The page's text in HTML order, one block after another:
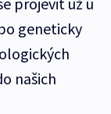
geneticky
našich